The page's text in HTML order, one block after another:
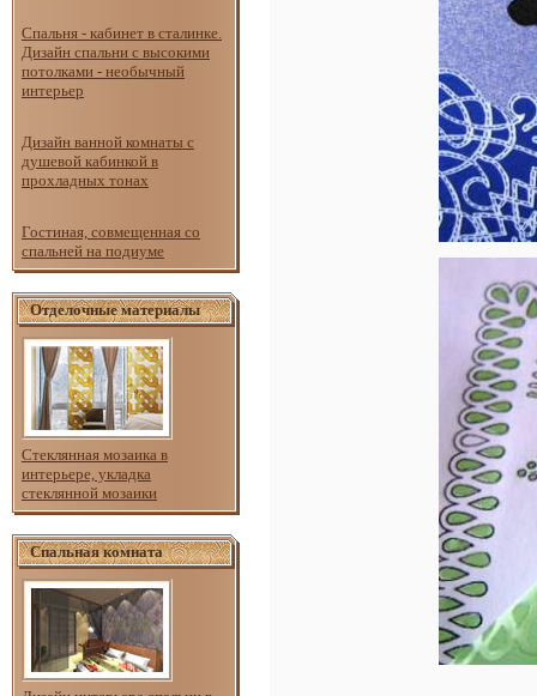
Спальня - кабинет в сталинке.
Дизайн спальни с высокими
потолками - необычный
интерьер
Дизайн ванной комнаты с
душевой кабинкой в
прохладных тонах
Гостиная, совмещенная со
спальней на подиуме
Отделочные материалы
Стеклянная мозаика в
интерьере, укладка
стеклянной мозаики
Спальная комната